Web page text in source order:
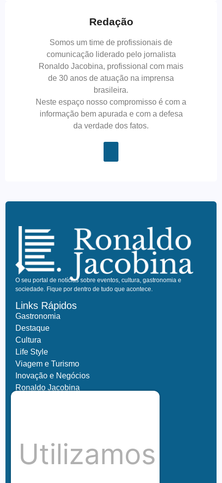
Redação
Somos um time de profissionais de
comunicação liderado pelo jornalista
Ronaldo Jacobina, profissional com mais
de 30 anos de atuação na imprensa
brasileira.
Neste espaço nosso compromisso é com a
informação bem apurada e com a defesa
da verdade dos fatos.
O seu portal de notícias sobre eventos, cultura, gastronomia e
sociedade. Fique por dentro de tudo que acontece.
Links Rápidos
Gastronomia
Destaque
Cultura
Life Style
Viagem e Turismo
Inovação e Negócios
Ronaldo Jacobina
Hubnexxo
Tidelli
Redes
Utilizamos